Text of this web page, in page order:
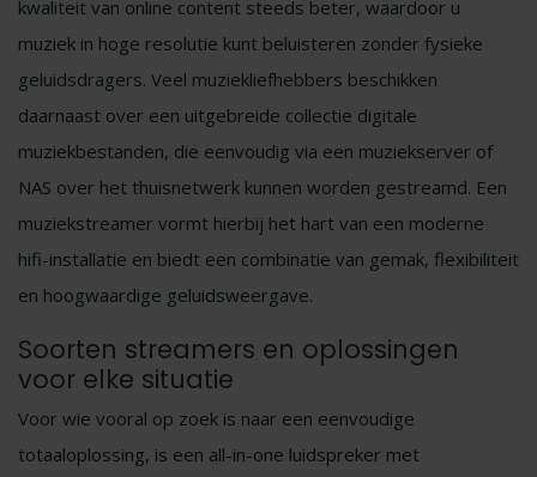
kwaliteit van online content steeds beter, waardoor u
muziek in hoge resolutie kunt beluisteren zonder fysieke
geluidsdragers. Veel muziekliefhebbers beschikken
daarnaast over een uitgebreide collectie digitale
muziekbestanden, die eenvoudig via een muziekserver of
NAS over het thuisnetwerk kunnen worden gestreamd. Een
muziekstreamer vormt hierbij het hart van een moderne
hifi-installatie en biedt een combinatie van gemak, flexibiliteit
en hoogwaardige geluidsweergave.
Soorten streamers en oplossingen
voor elke situatie
Voor wie vooral op zoek is naar een eenvoudige
totaaloplossing, is een all-in-one luidspreker met